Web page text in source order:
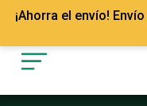
¡Ahorra el envío! Envío